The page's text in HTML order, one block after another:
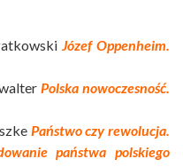
Józef Oppenheim.
Polska nowoczesność.
Państwo czy rewolucja.
państwa polskiego